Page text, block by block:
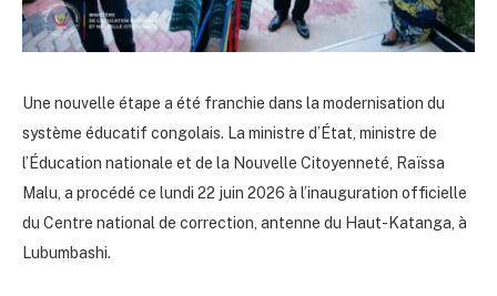
Une nouvelle étape a été franchie dans la modernisation du
système éducatif congolais. La ministre d’État, ministre de
l’Éducation nationale et de la Nouvelle Citoyenneté, Raïssa
Malu, a procédé ce lundi 22 juin 2026 à l’inauguration officielle
du Centre national de correction, antenne du Haut-Katanga, à
Lubumbashi.